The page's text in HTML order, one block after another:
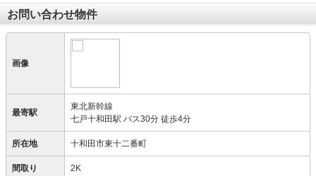
お問い合わせ物件
画像
最寄駅
東北新幹線
七戸十和田駅 バス30分 徒歩4分
所在地 十和田市東十二番町
間取り 2K